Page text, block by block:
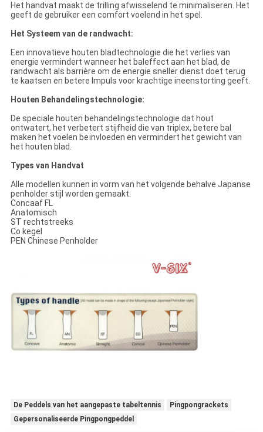
Het handvat maakt de trilling afwisselend te minimaliseren. Het
geeft de gebruiker een comfort voelend in het spel.
Het Systeem van de randwacht:
Een innovatieve houten bladtechnologie die het verlies van
energie vermindert wanneer het baleffect aan het blad, de
randwacht als barrière om de energie sneller dienst doet terug
te kaatsen en betere Impuls voor krachtige ineenstorting geeft.
Houten Behandelingstechnologie:
De speciale houten behandelingstechnologie dat hout
ontwatert, het verbetert stijfheid die van triplex, betere bal
maken het voelen beïnvloeden en vermindert het gewicht van
het houten blad.
Types van Handvat
Alle modellen kunnen in vorm van het volgende behalve Japanse
penholder stijl worden gemaakt.
Concaaf FL
Anatomisch
ST rechtstreeks
Co kegel
PEN Chinese Penholder
De Peddels van het aangepaste tabeltennis
Pingpongrackets
Gepersonaliseerde Pingpongpeddel